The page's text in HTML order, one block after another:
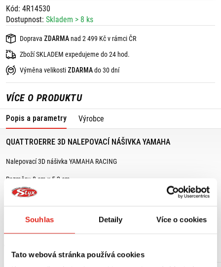
Souhlas Detaily Více o cookies
Tato webová stránka používá cookies
Kód: 4R14530
Dostupnost: Skladem > 8 ks
Doprava ZDARMA nad 2 499 Kč v rámci ČR
Zboží SKLADEM expedujeme do 24 hod.
Výměna velikosti ZDARMAdo 30 dní
VÍCE O PRODUKTU
Popis a parametry Výrobce
QUATTROERRE 3D NALEPOVACÍ NÁŠIVKA YAMAHA
Nalepovací 3D nášivka YAMAHA RACING
Rozměry: 8 cm x 5,2 cm
Je možné ji nalepit na jakýkoliv povrch (nylon, bavlna, kůže, ...).
Pro lepší uchycení je možné prošití na textilním podkladu.